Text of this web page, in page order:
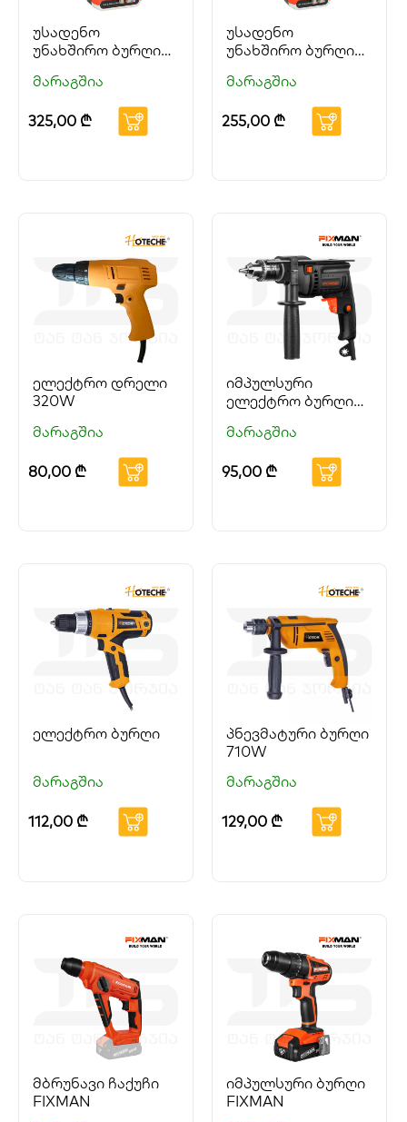
უსადენო
უნახშირო ბურღი
მარაგშია
325,00 ₾
უსადენო
უნახშირო ბურღი
მარაგშია
255,00 ₾
ელექტრო დრელი
320W
მარაგშია
80,00 ₾
იმპულსური
ელექტრო ბურღი
მარაგშია
95,00 ₾
ელექტრო ბურღი
მარაგშია
112,00 ₾
პნევმატური ბურღი
710W
მარაგშია
129,00 ₾
მბრუნავი ჩაქუჩი
FIXMAN
იმპულსური ბურღი
FIXMAN